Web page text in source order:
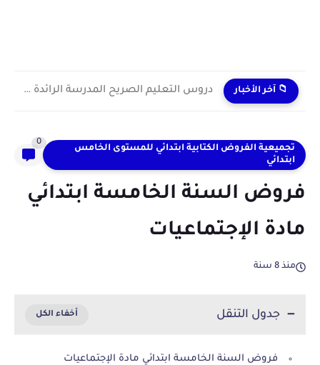
📁 آخر الأخبار دروس التعليم الصريح المدرسة الرائدة 2024/2025 enseignement explicite
تجميعية الفروض الكتابية ابتدائي للمستوى الخامس
ابتدائي
0
فروض السنة الخامسة ابتدائي
مادة الإجتماعيات
منذ 8 سنة
جدول التنقل
فروض السنة الخامسة ابتدائي مادة الإجتماعيات